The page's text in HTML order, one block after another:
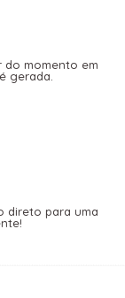
do momento em
gerada.
direto para uma